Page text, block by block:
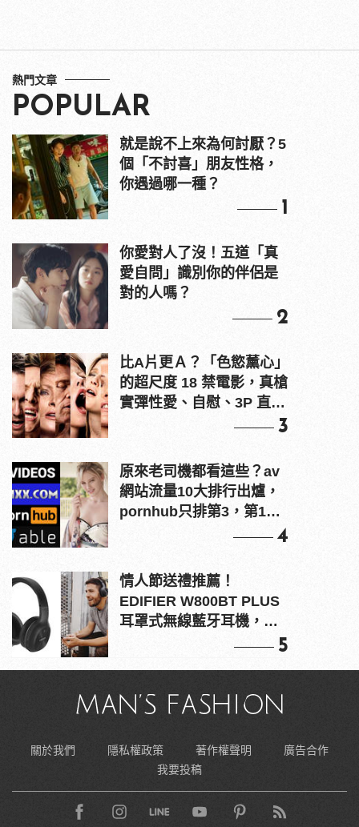
熱門文章
POPULAR
就是說不上來為何討厭？5
個「不討喜」朋友性格，
你遇過哪一種？
1
你愛對人了沒！五道「真
愛自問」識別你的伴侶是
對的人嗎？
2
比A片更Ａ？「色慾薰心」
的超尺度 18 禁電影，真槍
實彈性愛、自慰、3P 直接
3
原來老司機都看這些？av
網站流量10大排行出爐，
pornhub只排第3，第1名
4
情人節送禮推薦！
EDIFIER W800BT PLUS
耳罩式無線藍牙耳機，在
5
關於我們 隱私權政策 著作權聲明
廣告合作
我要投稿